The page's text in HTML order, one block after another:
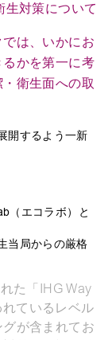
生対策について
は、いかにお
かを第一に考
衛生面への取
開するよう一新
（エコラボ）と
当局からの厳格
た「IHG Way
ているレベル
が含まれてお